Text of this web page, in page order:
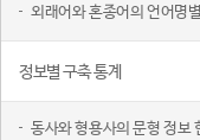
외래어와 혼종어의 언어명
정보별 구축 통계
동사와 형용사의 문형 정보